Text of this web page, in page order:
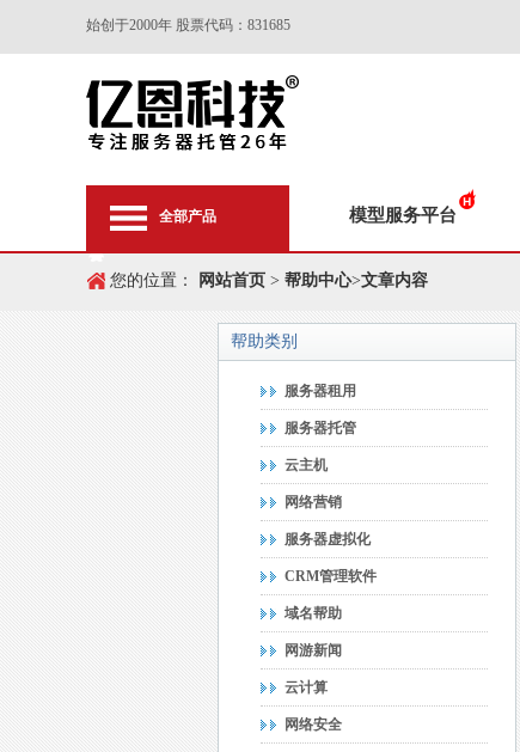
始创于2000年 股票代码：831685
全部产品 模型服务平台
您的位置： 网站首页 > 帮助中心>文章内容
帮助类别
服务器租用
服务器托管
云主机
网络营销
服务器虚拟化
CRM管理软件
域名帮助
网游新闻
云计算
网络安全